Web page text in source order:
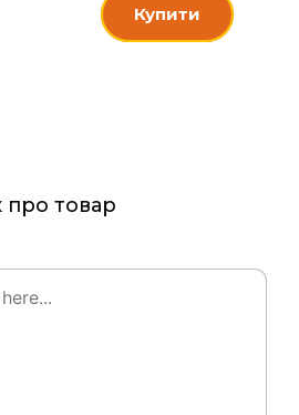
Купити
про товар